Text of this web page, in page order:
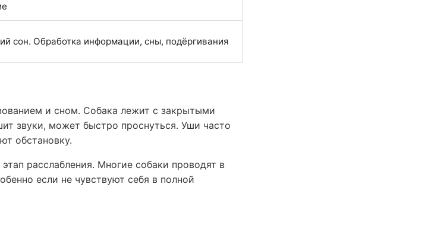
сон. Обработка информации, сны, подёргивания
и сном. Собака лежит с закрытыми
звуки, может быстро проснуться. Уши часто
обстановку.
расслабления. Многие собаки проводят в
если не чувствуют себя в полной